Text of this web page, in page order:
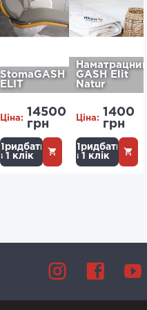
StomaGASH
ELIT
Ціна:
14500
грн
Придбати
в 1 клік
GASH Elit
Natur
Ціна:
1400
грн
Придбати
в 1 клік